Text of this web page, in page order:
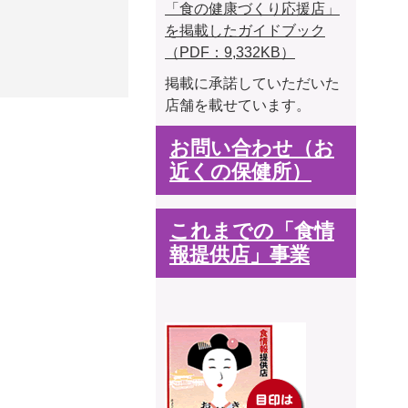
「食の健康づくり応援店」
を掲載したガイドブック
（PDF：9,332KB）
掲載に承諾していただいた
店舗を載せています。
お問い合わせ（お
近くの保健所）
これまでの「食情
報提供店」事業